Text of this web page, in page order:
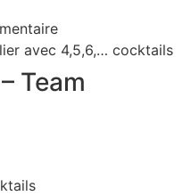
avec 4,5,6,… cocktails
Team